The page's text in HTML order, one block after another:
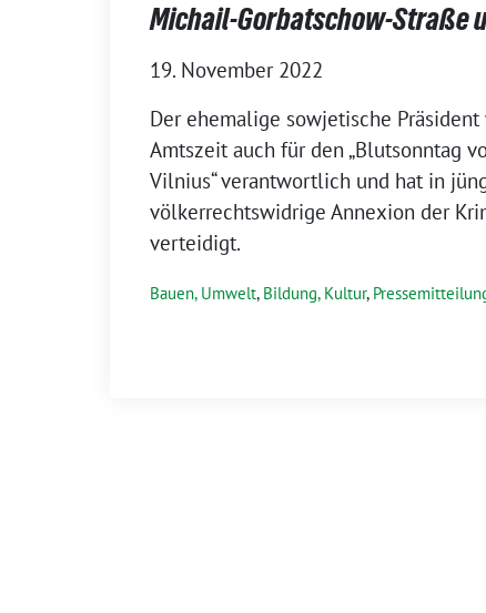
Michail-Gorbatschow-Straße
19. November 2022
Der ehemalige sowjetische
Amtszeit auch für den „Blutsonntag
Vilnius“ verantwortlich und hat in
völkerrechtswidrige Annexion der
verteidigt.
Bauen, Umwelt, Bildung, Kultur,